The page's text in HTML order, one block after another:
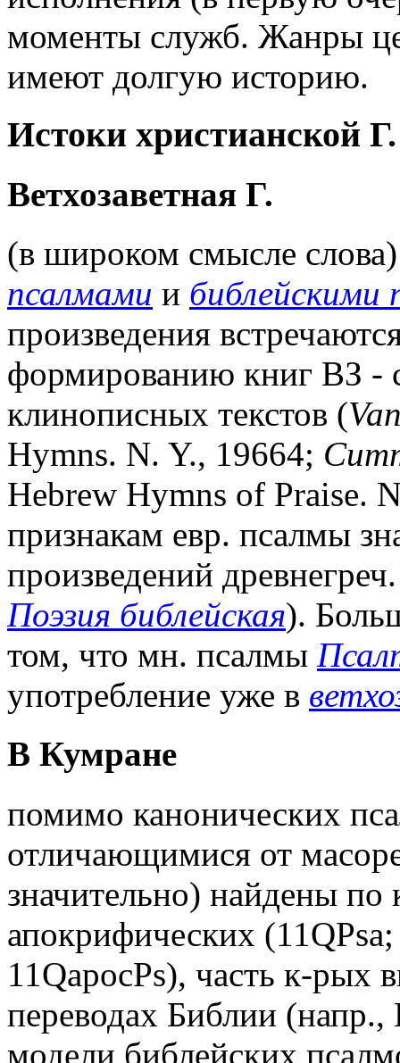
моменты служб. Жанры
имеют долгую историю.
Истоки христианской Г.
Ветхозаветная Г.
(в широком смысле слова)
псалмами и библейскими
произведения
формированию книг ВЗ -
клинописных текстов (
Hymns. N. Y., 19664;
Hebrew Hymns of Praise.
признакам евр. псалмы
произведений
Поэзия библейская).
том, что мн. псалмы
употребление уже в
В Кумране
помимо канонических
отличающимися от
значительно) найдены по
апокрифических
11QapocPs), часть к-рых
переводах Библии
модели библейских